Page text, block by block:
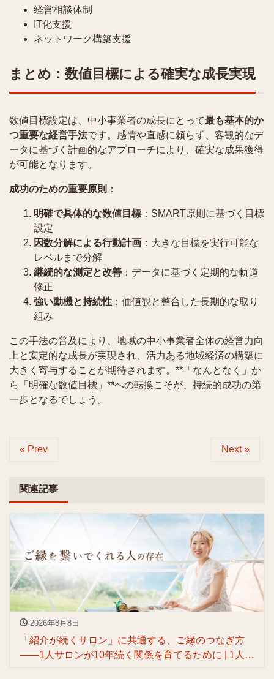
経営相談体制
IT化支援
ネットワーク構築支援
まとめ：数値目標による確実な成長実現
数値目標設定は、中小事業者の成長にとって最も基本的か
つ重要な経営手法です。感情や直感に頼らず、客観的なデ
ータに基づく計画的なアプローチにより、確実な成果獲得
が可能となります。
成功のための重要原則 ：
明確で具体的な数値目標 ：SMART原則に基づく目標
設定
因数分解による行動計画 ：大きな目標を実行可能な
レベルまで分解
継続的な測定と改善 ：データに基づく定期的な軌道
修正
強い動機と持続性 ：価値観と整合した長期的な取り
組み
この手法の普及により、地域の中小事業者全体の経営力向
上と安定的な成長が実現され、活力ある地域経済の構築に
大きく寄与することが期待されます。**「なんとなく」か
ら「明確な数値目標」**への転換こそが、持続的成功の第
一歩となるでしょう。
« Prev Next »
関連記事
2026年8月8日
「紹介が続くサロン」に共通する、ご縁のつなぎ方
——1人サロンが10年続く関係を育てるために | 1人サ